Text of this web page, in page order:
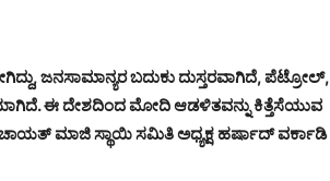
ಜನಸಾಮಾನ್ಯರ ಬದುಕು ದುಸ್ತರವಾಗಿದೆ, ಪೆಟ್ರೋಲ್,
ಈ ದೇಶದಿಂದ ಮೋದಿ ಆಡಳಿತವನ್ನು ಕಿತ್ತೆಸೆಯುವ
ಮಾಜಿ ಸ್ಥಾಯಿ ಸಮಿತಿ ಅಧ್ಯಕ್ಷ ಹರ್ಷಾದ್ ವರ್ಕಾಡಿ